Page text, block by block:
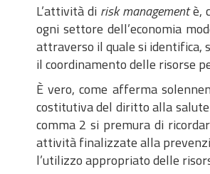
L’attività di risk managementè,
ogni settore dell’economia
attraverso il quale si identifica,
il coordinamento delle risorse
È vero, come afferma
costitutiva del diritto alla salute
comma 2 si premura di
attività finalizzate alla
l’utilizzo appropriato delle